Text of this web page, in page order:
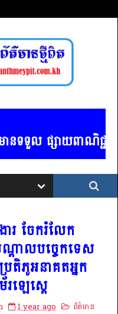
ទទួល ផ្សាយពាណិជ្ជក
ារ ចែករំលែក
ដាលបច្ចេកទេស
រតិភូអនាគតអ្នក
ឡេស្ដេ
1 year ago
ព័ត៌មាន